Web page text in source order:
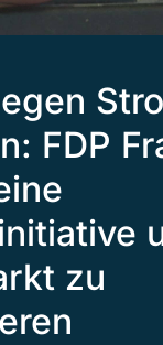
FDP
zu